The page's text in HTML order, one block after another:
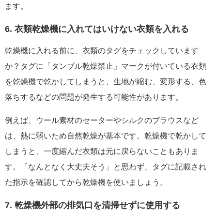
ます。
6. 衣類乾燥機に入れてはいけない衣類を入れる
乾燥機に入れる前に、衣類のタグをチェックしています
か？タグに「タンブル乾燥禁止」マークが付いている衣類
を乾燥機で乾かしてしまうと、生地が縮む、変形する、色
落ちするなどの問題が発生する可能性があります。
例えば、ウール素材のセーターやシルクのブラウスなど
は、熱に弱いため自然乾燥が基本です。乾燥機で乾かして
しまうと、一度縮んだ衣類は元に戻らないこともありま
す。「なんとなく大丈夫そう」と思わず、タグに記載され
た指示を確認してから乾燥機を使いましょう。
7. 乾燥機外部の排気口を清掃せずに使用する